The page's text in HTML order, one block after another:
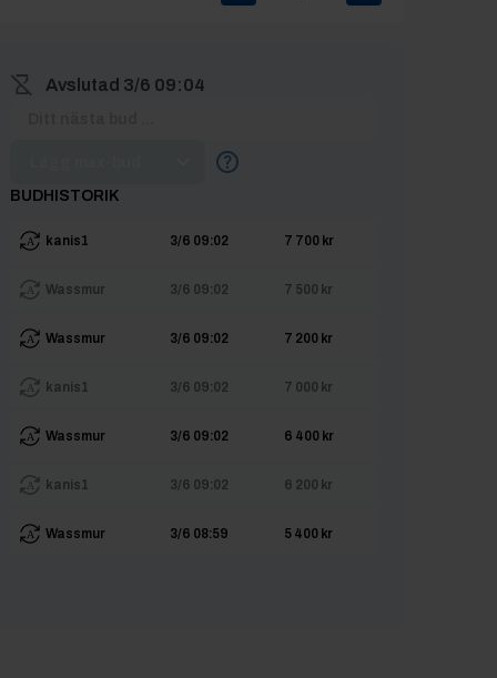
Avslutad 3/6 09:04
BUDHISTORIK
kanis1 3/6 09:02 7 700 kr
Wassmur 3/6 09:02 7 500 kr
Wassmur 3/6 09:02 7 200 kr
kanis1 3/6 09:02 7 000 kr
Wassmur 3/6 09:02 6 400 kr
kanis1 3/6 09:02 6 200 kr
Wassmur 3/6 08:59 5 400 kr